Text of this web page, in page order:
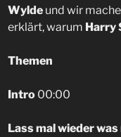
Wylde und wir
erklärt, warum Harry
Themen
Intro 00:00
Lass mal wieder